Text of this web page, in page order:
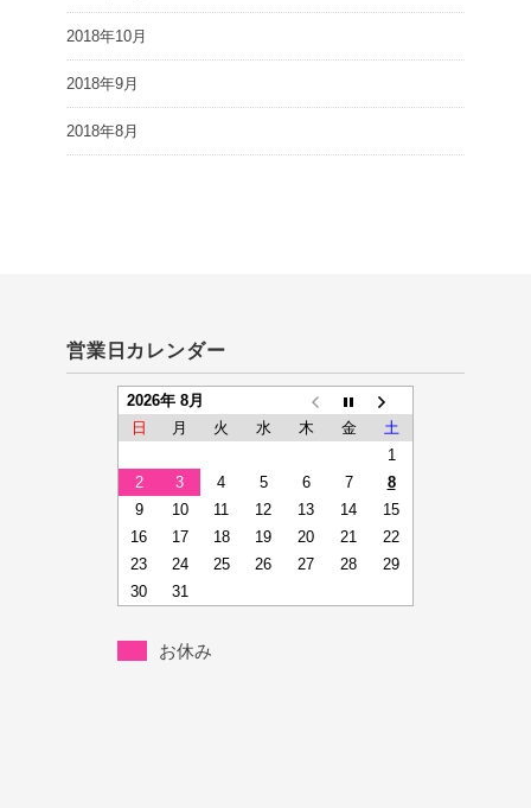
2018年10月
2018年9月
2018年8月
営業日カレンダー
2026年 8月
日
月 火 水 木 金
土
1
2
3 4 5 6 7
8
9
10 11 12 13 14
15
16
17 18 19 20 21
22
23
24 25 26 27 28
29
30
31
お休み